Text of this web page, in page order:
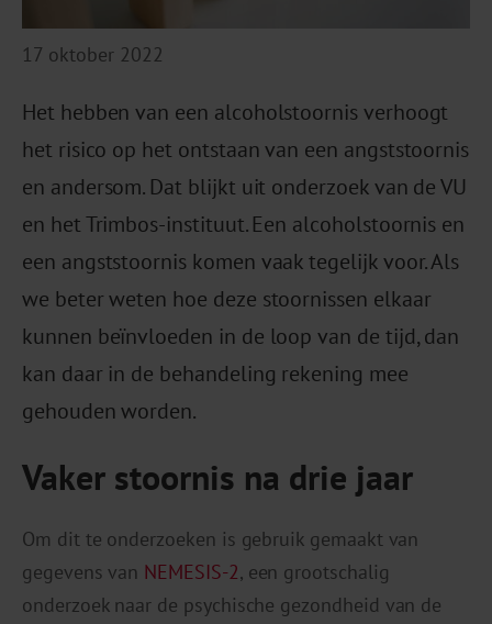
17 oktober 2022
Het hebben van een alcoholstoornis verhoogt
het risico op het ontstaan van een angststoornis
en andersom. Dat blijkt uit onderzoek van de VU
en het Trimbos-instituut. Een alcoholstoornis en
een angststoornis komen vaak tegelijk voor. Als
we beter weten hoe deze stoornissen elkaar
kunnen beïnvloeden in de loop van de tijd, dan
kan daar in de behandeling rekening mee
gehouden worden.
Vaker stoornis na drie jaar
Om dit te onderzoeken is gebruik gemaakt van
gegevens van NEMESIS-2, een grootschalig
onderzoek naar de psychische gezondheid van de